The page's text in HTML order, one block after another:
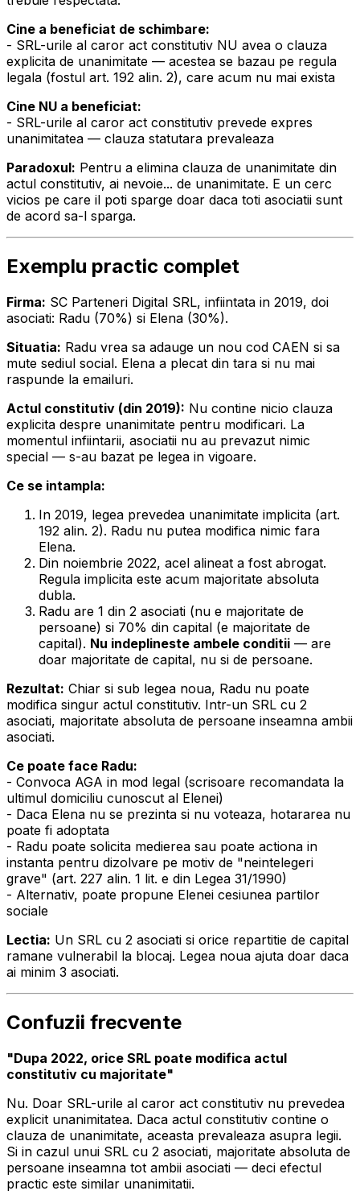
Cine a beneficiat de schimbare:
- SRL-urile al caror act constitutiv NU avea o clauza
explicita de unanimitate — acestea se bazau pe regula
legala (fostul art. 192 alin. 2), care acum nu mai exista
Cine NU a beneficiat:
- SRL-urile al caror act constitutiv prevede expres
unanimitatea — clauza statutara prevaleaza
Paradoxul: Pentru a elimina clauza de unanimitate din
actul constitutiv, ai nevoie... de unanimitate. E un cerc
vicios pe care il poti sparge doar daca toti asociatii sunt
de acord sa-l sparga.
Exemplu practic complet
Firma: SC Parteneri Digital SRL, infiintata in 2019, doi
asociati: Radu (70%) si Elena (30%).
Situatia: Radu vrea sa adauge un nou cod CAEN si sa
mute sediul social. Elena a plecat din tara si nu mai
raspunde la emailuri.
Actul constitutiv (din 2019): Nu contine nicio clauza
explicita despre unanimitate pentru modificari. La
momentul infiintarii, asociatii nu au prevazut nimic
special — s-au bazat pe legea in vigoare.
Ce se intampla:
In 2019, legea prevedea unanimitate implicita (art.
192 alin. 2). Radu nu putea modifica nimic fara
Elena.
Din noiembrie 2022, acel alineat a fost abrogat.
Regula implicita este acum majoritate absoluta
dubla.
Radu are 1 din 2 asociati (nu e majoritate de
persoane) si 70% din capital (e majoritate de
capital). Nu indeplineste ambele conditii — are
doar majoritate de capital, nu si de persoane.
Rezultat: Chiar si sub legea noua, Radu nu poate
modifica singur actul constitutiv. Intr-un SRL cu 2
asociati, majoritate absoluta de persoane inseamna ambii
asociati.
Ce poate face Radu:
- Convoca AGA in mod legal (scrisoare recomandata la
ultimul domiciliu cunoscut al Elenei)
- Daca Elena nu se prezinta si nu voteaza, hotararea nu
poate fi adoptata
- Radu poate solicita medierea sau poate actiona in
instanta pentru dizolvare pe motiv de "neintelegeri
grave" (art. 227 alin. 1 lit. e din Legea 31/1990)
- Alternativ, poate propune Elenei cesiunea partilor
sociale
Lectia: Un SRL cu 2 asociati si orice repartitie de capital
ramane vulnerabil la blocaj. Legea noua ajuta doar daca
ai minim 3 asociati.
Confuzii frecvente
"Dupa 2022, orice SRL poate modifica actul
constitutiv cu majoritate"
Nu. Doar SRL-urile al caror act constitutiv nu prevedea
explicit unanimitatea. Daca actul constitutiv contine o
clauza de unanimitate, aceasta prevaleaza asupra legii.
Si in cazul unui SRL cu 2 asociati, majoritate absoluta de
persoane inseamna tot ambii asociati — deci efectul
practic este similar unanimitatii.